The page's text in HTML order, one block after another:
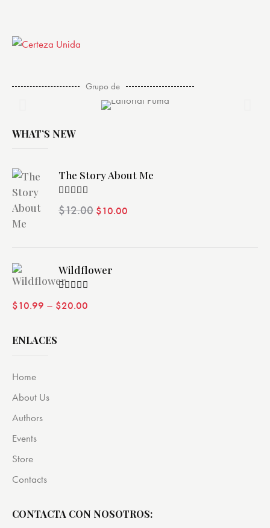
Grupo de
WHAT’S NEW
The Story About Me
Valorado
con4.00
$12.00 $10.00
Wildflower
con4.00
$10.99 – $20.00
ENLACES
Home
About Us
Authors
Events
Store
Contacts
CONTACTA CON NOSOTROS: